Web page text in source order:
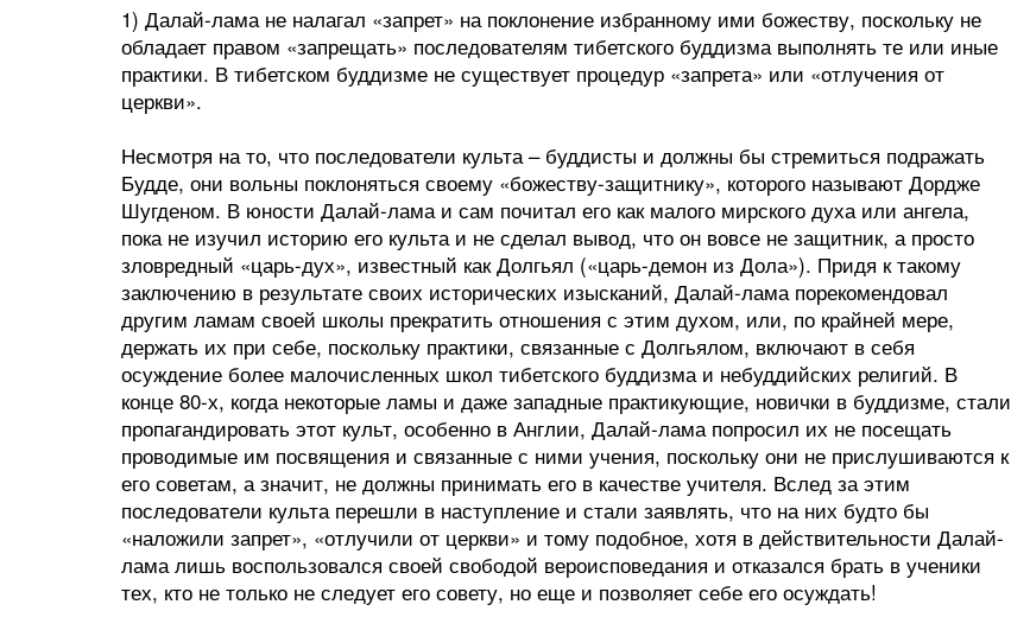
1) Далай-лама не налагал «запрет» на поклонение избранному ими божеству, поскольку не
обладает правом «запрещать» последователям тибетского буддизма выполнять те или иные
практики. В тибетском буддизме не существует процедур «запрета» или «отлучения от
церкви».
Несмотря на то, что последователи культа – буддисты и должны бы стремиться подражать
Будде, они вольны поклоняться своему «божеству-защитнику», которого называют Дордже
Шугденом. В юности Далай-лама и сам почитал его как малого мирского духа или ангела,
пока не изучил историю его культа и не сделал вывод, что он вовсе не защитник, а просто
зловредный «царь-дух», известный как Долгьял («царь-демон из Дола»). Придя к такому
заключению в результате своих исторических изысканий, Далай-лама порекомендовал
другим ламам своей школы прекратить отношения с этим духом, или, по крайней мере,
держать их при себе, поскольку практики, связанные с Долгьялом, включают в себя
осуждение более малочисленных школ тибетского буддизма и небуддийских религий. В
конце 80-х, когда некоторые ламы и даже западные практикующие, новички в буддизме, стали
пропагандировать этот культ, особенно в Англии, Далай-лама попросил их не посещать
проводимые им посвящения и связанные с ними учения, поскольку они не прислушиваются к
его советам, а значит, не должны принимать его в качестве учителя. Вслед за этим
последователи культа перешли в наступление и стали заявлять, что на них будто бы
«наложили запрет», «отлучили от церкви» и тому подобное, хотя в действительности Далай-
лама лишь воспользовался своей свободой вероисповедания и отказался брать в ученики
тех, кто не только не следует его совету, но еще и позволяет себе его осуждать!